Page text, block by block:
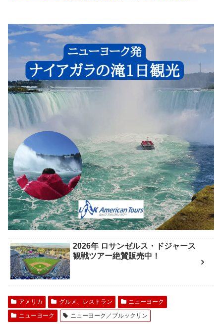
2026年 ロサンゼルス・ドジャース
観戦ツアー絶賛販売中！
アメリカ グルメ、レストラン
ニューヨーク
ニューヨーク
ニューヨーク／ブルックリン